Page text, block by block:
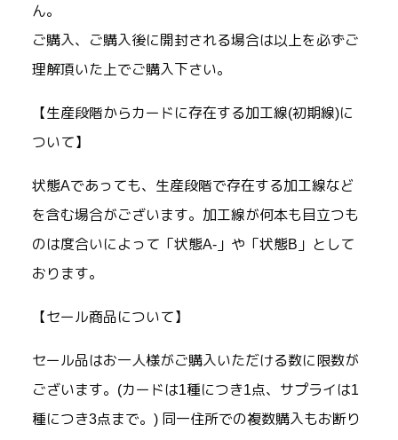
ん。
ご購入、ご購入後に開封される場合は以上を必ずご
理解頂いた上でご購入下さい。
【生産段階からカードに存在する加工線(初期線)に
ついて】
状態Aであっても、生産段階で存在する加工線など
を含む場合がございます。加工線が何本も目立つも
のは度合いによって「状態A-」や「状態B」として
おります。
【セール商品について】
セール品はお一人様がご購入いただける数に限数が
ございます。(カードは1種につき1点、サプライは1
種につき3点まで。) 同一住所での複数購入もお断り